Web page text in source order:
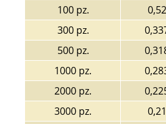
100 pz.
300 pz.
500 pz.
1000 pz.
2000 pz.
3000 pz.